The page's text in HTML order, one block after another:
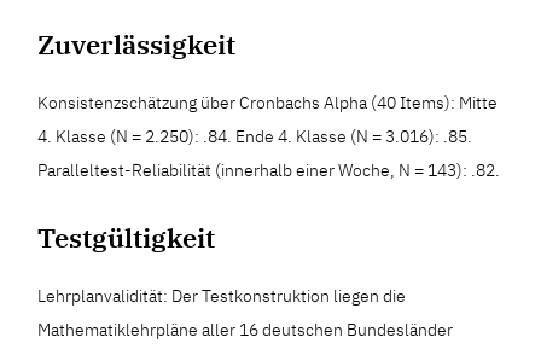
Zuverlässigkeit
Konsistenzschätzung über Cronbachs Alpha (40 Items): Mitte
4. Klasse (N = 2.250): .84. Ende 4. Klasse (N = 3.016): .85.
Paralleltest-Reliabilität (innerhalb einer Woche, N = 143): .82.
Testgültigkeit
Lehrplanvalidität: Der Testkonstruktion liegen die
Mathematiklehrpläne aller 16 deutschen Bundesländer